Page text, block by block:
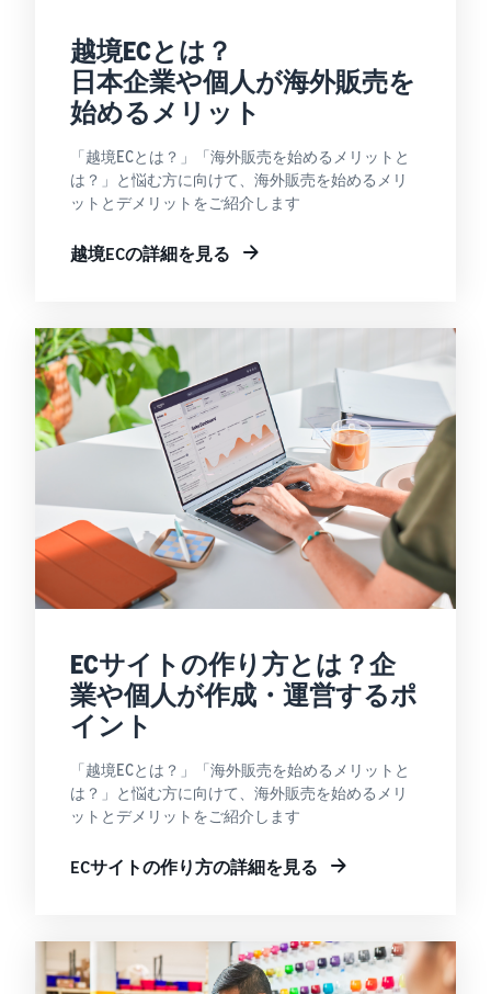
越境ECとは？
日本企業や個人が海外販売を
始めるメリット
「越境ECとは？」「海外販売を始めるメリットと
は？」と悩む方に向けて、海外販売を始めるメリ
ットとデメリットをご紹介します
越境ECの詳細を見る
ECサイトの作り方とは？企
業や個人が作成・運営するポ
イント
「越境ECとは？」「海外販売を始めるメリットと
は？」と悩む方に向けて、海外販売を始めるメリ
ットとデメリットをご紹介します
ECサイトの作り方の詳細を見る